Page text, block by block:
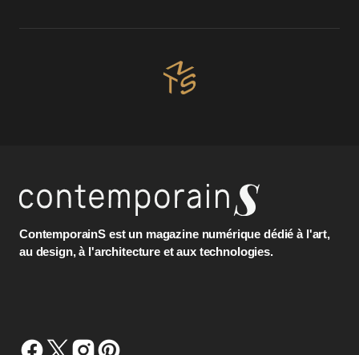
ContemporainS est un magazine numérique dédié à l'art,
au design, à l'architecture et aux technologies.